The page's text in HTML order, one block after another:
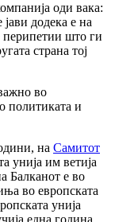
оди вака:
додека е на
перипетии што ги
страна тој
во
политиката и
на Самитот
унија им ветија
Балканот е во
во европската
унија
една година